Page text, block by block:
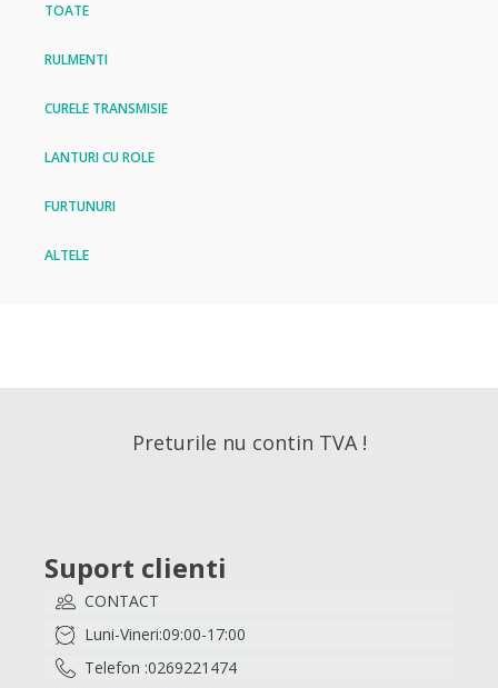
TOATE
RULMENTI
CURELE TRANSMISIE
LANTURI CU ROLE
FURTUNURI
ALTELE
Preturile nu contin TVA !
Suport clienti
CONTACT
Luni-Vineri:09:00-17:00
Telefon :0269221474